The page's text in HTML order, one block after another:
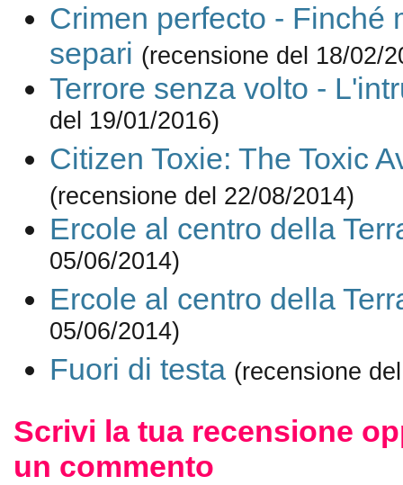
Crimen perfecto - Finché
separi (recensione del 18/02/
Terrore senza volto -
del 19/01/2016)
Citizen Toxie: The Toxic
(recensione del 22/08/2014)
Ercole al centro della
05/06/2014)
Ercole al centro della
05/06/2014)
Fuori di testa (recensione
Scrivi la tua recensione
un commento